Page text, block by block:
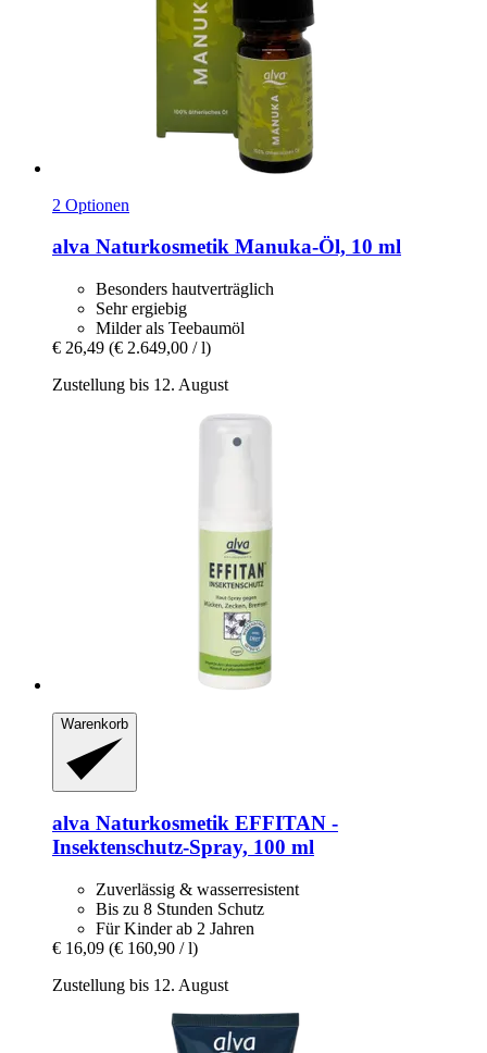
2 Optionen
alva Naturkosmetik Manuka-​Öl, 10 ml
Besonders hautverträglich
Sehr ergiebig
Milder als Teebaumöl
€ 26,49 (€ 2.649,00 / l)
Zustellung bis 12. August
Warenkorb
alva Naturkosmetik EFFITAN -​
Insektenschutz-​Spray, 100 ml
Zuverlässig & wasserresistent
Bis zu 8 Stunden Schutz
Für Kinder ab 2 Jahren
€ 16,09 (€ 160,90 / l)
Zustellung bis 12. August